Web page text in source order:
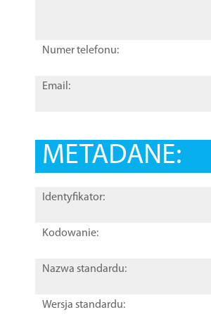
Numer telefonu:
Email:
METADANE:
Identyfikator:
Kodowanie:
Nazwa standardu:
Wersja standardu: